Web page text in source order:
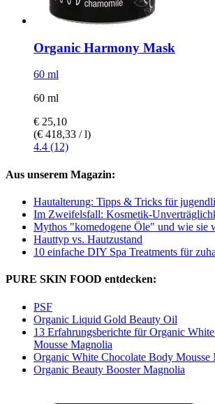
Organic Harmony Mask
60 ml
60 ml
€ 25,10
(€ 418,33 / l)
4.4 (12)
Aus unserem Magazin:
Hautalterung: Tipps & Tricks für
Im Zweifelsfall: Kosmetik-
Mythos "komedogene Öle" und wie sie
Hauttyp vs. Hautzustand
10 einfache DIY Spa Treatments für
PURE SKIN FOOD entdecken:
PSF
Organic Liquid Gold Beauty Oil
13 Erfahrungsberichte für Organic
Mousse Magnolia
Organic White Chocolate Body Mousse
Organic Beauty Booster Magnolia